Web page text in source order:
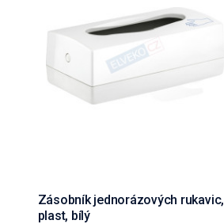
Zásobník jednorázových rukavic,
plast, bílý